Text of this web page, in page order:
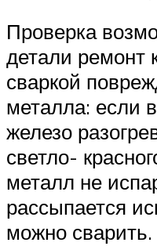
Проверка
детали ремонт
сваркой
металла: если
железо
светло-
металл не
рассыпается
можно сварить.